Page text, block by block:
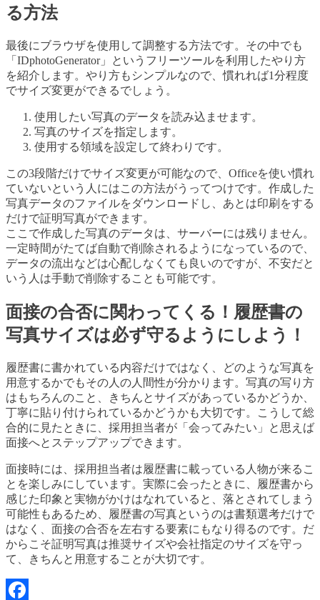
る方法
最後にブラウザを使用して調整する方法です。その中でも
「IDphotoGenerator」というフリーツールを利用したやり方
を紹介します。やり方もシンプルなので、慣れれば1分程度
でサイズ変更ができるでしょう。
使用したい写真のデータを読み込ませます。
写真のサイズを指定します。
使用する領域を設定して終わりです。
この3段階だけでサイズ変更が可能なので、Officeを使い慣れ
ていないという人にはこの方法がうってつけです。作成した
写真データのファイルをダウンロードし、あとは印刷をする
だけで証明写真ができます。
ここで作成した写真のデータは、サーバーには残りません。
一定時間がたてば自動で削除されるようになっているので、
データの流出などは心配しなくても良いのですが、不安だと
いう人は手動で削除することも可能です。
面接の合否に関わってくる！履歴書の
写真サイズは必ず守るようにしよう！
履歴書に書かれている内容だけではなく、どのような写真を
用意するかでもその人の人間性が分かります。写真の写り方
はもちろんのこと、きちんとサイズがあっているかどうか、
丁寧に貼り付けられているかどうかも大切です。こうして総
合的に見たときに、採用担当者が「会ってみたい」と思えば
面接へとステップアップできます。
面接時には、採用担当者は履歴書に載っている人物が来るこ
とを楽しみにしています。実際に会ったときに、履歴書から
感じた印象と実物がかけはなれていると、落とされてしまう
可能性もあるため、履歴書の写真というのは書類選考だけで
はなく、面接の合否を左右する要素にもなり得るのです。だ
からこそ証明写真は推奨サイズや会社指定のサイズを守っ
て、きちんと用意することが大切です。